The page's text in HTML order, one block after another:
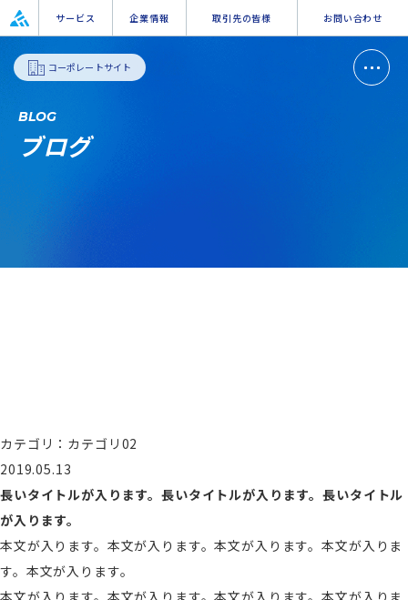
サービス 企業情報 取引先の皆様 お問い合わせ
コーポレートサイト
BLOG
ブログ
カテゴリ：カテゴリ02
2019.05.13
長いタイトルが入ります。長いタイトルが入ります。長いタイトル
が入ります。
本文が入ります。本文が入ります。本文が入ります。本文が入りま
す。本文が入ります。
本文が入ります。本文が入ります。本文が入ります。本文が入りま